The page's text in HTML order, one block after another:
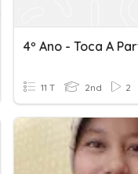
4º Ano - Toca A
11 T 2nd 2